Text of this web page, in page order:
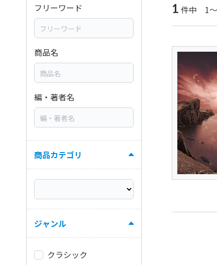
1 件中 1～
フリーワード
商品名
編・著者名
商品カテゴリ
ジャンル
クラシック